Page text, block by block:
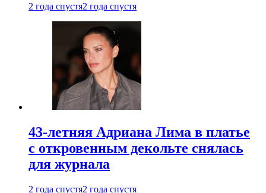
2 года спустя2 года спустя
43-летняя Адриана Лима в платье
с откровенным декольте снялась
для журнала
2 года спустя2 года спустя